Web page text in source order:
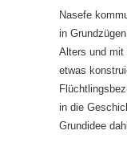
Nasefe
in
Alters und mit
etwas
in die
Grundidee